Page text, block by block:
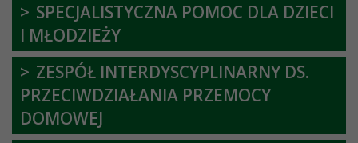
SPECJALISTYCZNA POMOC DLA DZIECI
I MŁODZIEŻY
ZESPÓŁ INTERDYSCYPLINARNY DS.
PRZECIWDZIAŁANIA PRZEMOCY
DOMOWEJ